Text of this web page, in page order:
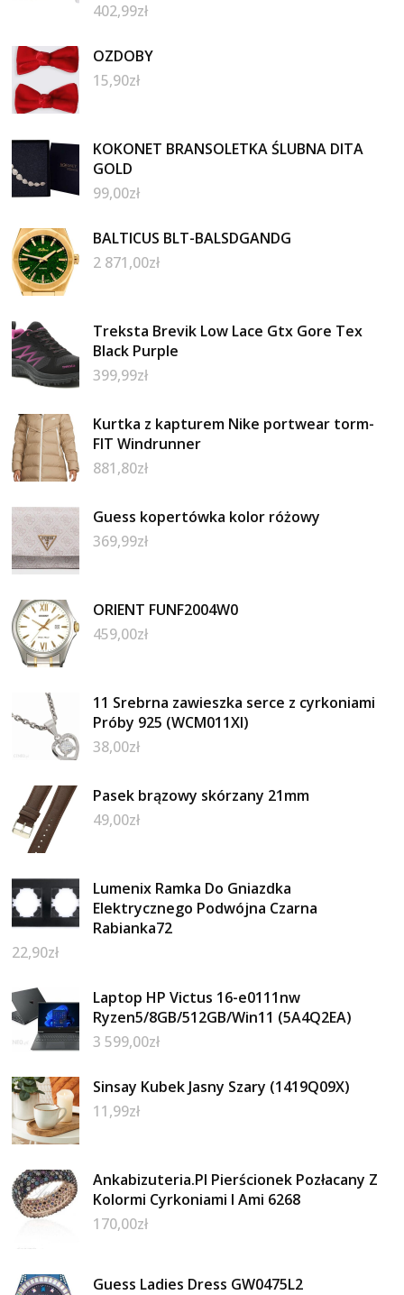
402,99zł
OZDOBY
15,90zł
KOKONET BRANSOLETKA ŚLUBNA DITA
GOLD
99,00zł
BALTICUS BLT-BALSDGANDG
2 871,00zł
Treksta Brevik Low Lace Gtx Gore Tex
Black Purple
399,99zł
Kurtka z kapturem Nike portwear torm-
FIT Windrunner
881,80zł
Guess kopertówka kolor różowy
369,99zł
ORIENT FUNF2004W0
459,00zł
11 Srebrna zawieszka serce z cyrkoniami
Próby 925 (WCM011XI)
38,00zł
Pasek brązowy skórzany 21mm
49,00zł
Lumenix Ramka Do Gniazdka
Elektrycznego Podwójna Czarna
Rabianka72
22,90zł
Laptop HP Victus 16-e0111nw
Ryzen5/8GB/512GB/Win11 (5A4Q2EA)
3 599,00zł
Sinsay Kubek Jasny Szary (1419Q09X)
11,99zł
Ankabizuteria.Pl Pierścionek Pozłacany Z
Kolormi Cyrkoniami I Ami 6268
170,00zł
Guess Ladies Dress GW0475L2